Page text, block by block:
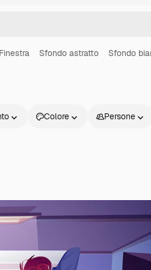
Finestra Sfondo astratto Sfondo
Colore Persone
Inizia